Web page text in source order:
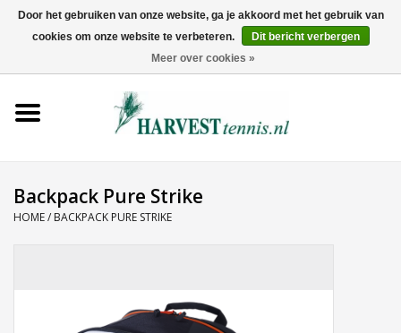
0 Artikelen - €0,00
Tenniskleding
Backpack Pure Strike
HOME/ BACKPACK PURE STRIKE
Door het gebruiken van onze website, ga je akkoord met het gebruik van
cookies om onze website te verbeteren.
Dit bericht verbergen
Meer over cookies »